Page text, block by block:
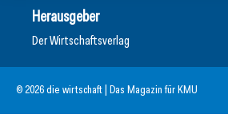
Herausgeber
Der Wirtschaftsverlag
© 2026 die wirtschaft | Das Magazin für KMU